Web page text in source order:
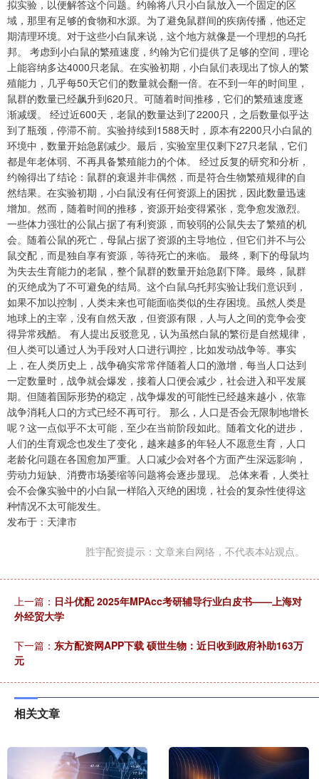
拟实验，以便解答这个问题。约翰将八只小白鼠放入一个固定的区
域，那里有足够的食物和水源。为了避免鼠群间的疾病传播，他还定
期清理环境。对于这些小白鼠来说，这个地方就像是一个理想的乌托
邦。 考虑到小白鼠的繁殖速度，约翰为它们提供了足够的空间，理论
上能容纳多达4000只老鼠。在实验初期，小白鼠们表现出了惊人的繁
殖能力，几乎每50天它们的数量就会翻一倍。在不到一年的时间里，
鼠群的数量已经飙升到620只。可随着时间推移，它们的繁殖速度逐
渐减缓。 经过近600天，老鼠的数量达到了2200只，之后数量似乎达
到了瓶颈，停滞不前。实验持续到1588天时，原本有2200只小白鼠的
环境中，数量开始急剧减少。最后，实验室里仅剩下27只老鼠，它们
都是年老体弱、不再具备繁殖能力的个体。 经过反复的研究和分析，
约翰得出了结论：鼠群的衰退并非偶然，而是符合生物繁殖规律的自
然结果。在实验初期，小白鼠没有任何资源上的困扰，因此数量迅速
增加。然而，随着时间的推移，资源开始变得紧张，竞争愈发激烈。
一些体力强壮的公鼠占据了有利资源，而较弱的公鼠失去了繁殖的机
会。随着公鼠的死亡，母鼠占据了资源的主导地位，但它们并不与公
鼠交配，而是独自享有资源，等待死亡的来临。 最终，剩下的母鼠均
为失去生育能力的老鼠，整个鼠群的数量开始急剧下降。最终，鼠群
的灭绝成为了不可避免的结局。这个白鼠乌托邦实验让我们意识到，
如果不加以控制，人类未来也可能面临类似的生存困境。虽然人类是
地球上的主宰，没有自然天敌，但资源有限，人与人之间的竞争会变
得异常残酷。 有人提出反驳意见，认为虽然白鼠的繁衍是自然规律，
但人类可以通过人为手段对人口进行调控，比如发动战争等。事实
上，在人类历史上，战争确实常常伴随着人口的激增，每当人口达到
一定数量时，战争就会爆发，接着人口便会减少，社会进入和平发展
期。但随着国际形势的稳定，战争爆发的可能性已经越来越小，依靠
战争消耗人口的方式已经不再可行。 那么，人口是否会无限制地增长
呢？这一点似乎不太可能，至少在当前阶段如此。随着文化的进步，
人们的生育观念也发生了变化，越来越多的年轻人不愿意生育，人口
老龄化问题在各国愈加严重。人口减少会对各个方面产生深远影响，
劳动力短缺、消费市场萎缩等问题将会逐步显现。 总体来看，人类社
会不会像实验中的小白鼠一样陷入灭绝的困境，社会的复杂性使得这
种情况不太可能发生。
发布于：天津市
胜宇配资提示：文章来自网络，不代表本站观点。
上一篇： 日斗优配 2025年MPAcc考研辅导行业白皮书——上海对
外经贸大学
下一篇： 东方配资网APP下载 硕世生物：近日收到政府补助163万
元
相关文章